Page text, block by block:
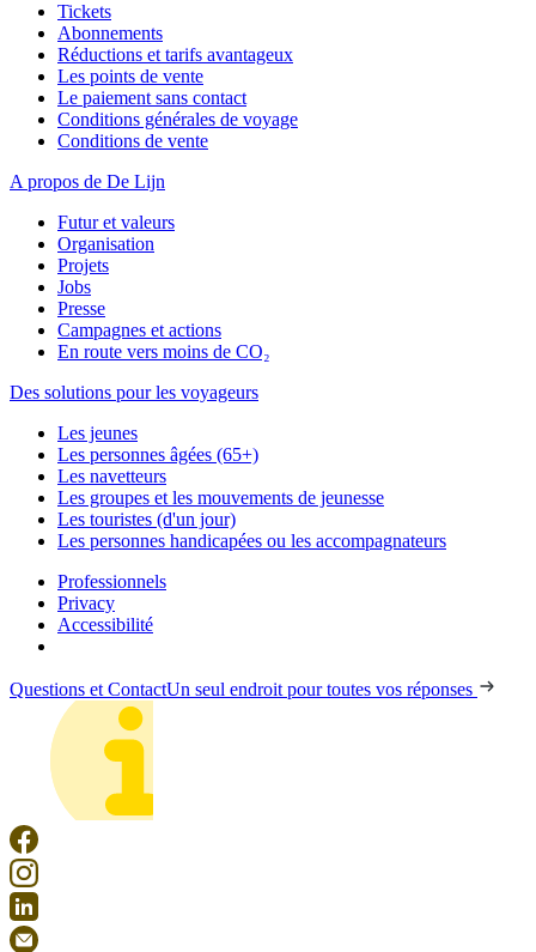
Tickets
Abonnements
Réductions et tarifs avantageux
Les points de vente
Le paiement sans contact
Conditions générales de voyage
Conditions de vente
A propos de De Lijn
Futur et valeurs
Organisation
Projets
Jobs
Presse
Campagnes et actions
En route vers moins de CO₂
Des solutions pour les voyageurs
Les jeunes
Les personnes âgées (65+)
Les navetteurs
Les groupes et les mouvements de jeunesse
Les touristes (d'un jour)
Les personnes handicapées ou les accompagnateurs
Professionnels
Privacy
Accessibilité
Questions et ContactUn seul endroit pour toutes vos réponses